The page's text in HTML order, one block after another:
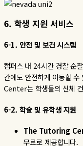
6. 학생 지원 서비스
6-1. 안전 및 보건시스템
캠퍼스 내 24시간 경찰순
간에도 안전하게 이동할수
Center는 학생들의 신체
6-2. 학술 및 유학생지원
The Tutoring
무료로 제공합니다.